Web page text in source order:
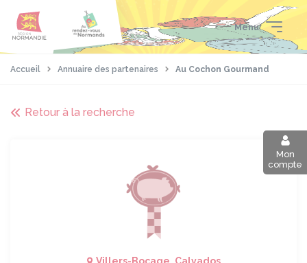
contenu
pied
Menu
Mon
compte
Accueil Annuaire des partenaires Au Cochon Gourmand
Retour à la recherche
Panneau de gestion des cookies